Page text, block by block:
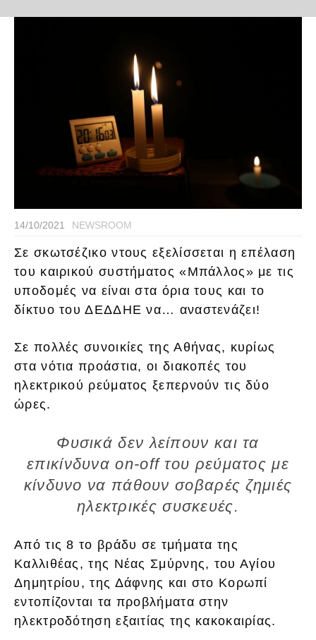
14/10/2021 NEWSROOM
Σε σκωτσέζικο ντους εξελίσσεται η επέλαση
του καιρικού συστήματος «Μπάλλος» με τις
υποδομές να είναι στα όρια τους και το
δίκτυο του ΔΕΔΔΗΕ να… αναστενάζει!
Σε πολλές συνοικίες της Αθήνας, κυρίως
στα νότια προάστια, οι διακοπές του
ηλεκτρικού ρεύματος ξεπερνούν τις δύο
ώρες.
Φυσικά δεν λείπουν και τα
επικίνδυνα on-off του ρεύματος με
κίνδυνο να πάθουν σοβαρές ζημιές
ηλεκτρικές συσκευές.
Από τις 8 το βράδυ σε τμήματα της
Καλλιθέας, της Νέας Σμύρνης, του Αγίου
Δημητρίου, της Δάφνης και στο Κορωπί
εντοπίζονται τα προβλήματα στην
ηλεκτροδότηση εξαιτίας της κακοκαιρίας.